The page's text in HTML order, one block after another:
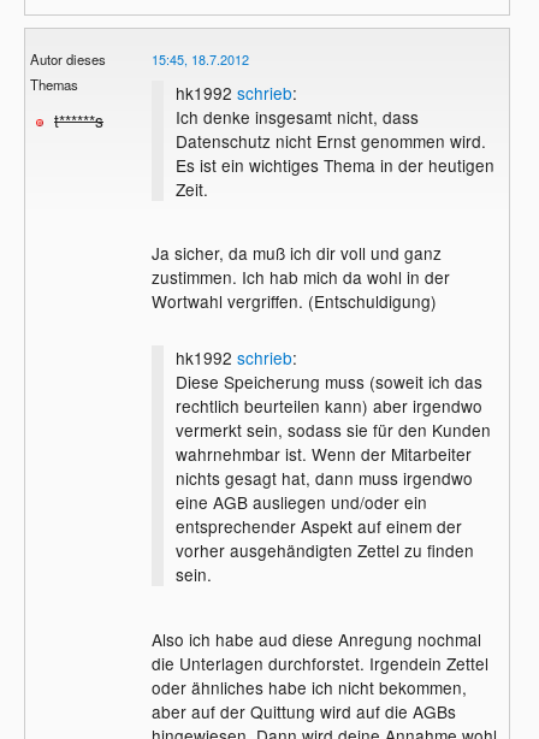
Autor dieses
Themas
t******s
15:45, 18.7.2012
hk1992 schrieb:
Ich denke insgesamt nicht, dass
Datenschutz nicht Ernst genommen wird.
Es ist ein wichtiges Thema in der heutigen
Zeit.
Ja sicher, da muß ich dir voll und ganz
zustimmen. Ich hab mich da wohl in der
Wortwahl vergriffen. (Entschuldigung)
hk1992 schrieb:
Diese Speicherung muss (soweit ich das
rechtlich beurteilen kann) aber irgendwo
vermerkt sein, sodass sie für den Kunden
wahrnehmbar ist. Wenn der Mitarbeiter
nichts gesagt hat, dann muss irgendwo
eine AGB ausliegen und/oder ein
entsprechender Aspekt auf einem der
vorher ausgehändigten Zettel zu finden
sein.
Also ich habe aud diese Anregung nochmal
die Unterlagen durchforstet. Irgendein Zettel
oder ähnliches habe ich nicht bekommen,
aber auf der Quittung wird auf die AGBs